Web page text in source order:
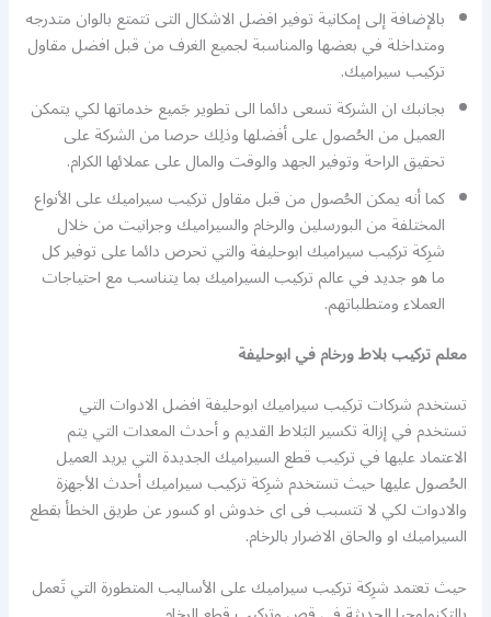
بالإضافة إلى إمكانية توفير افضل الاشكال التى تتمتع بالوان متدرجه
ومتداخلة في بعضها والمناسبة لجميع الغرف من قبل افضل مقاول
تركيب سيراميك.
بجانبك ان الشركة تسعى دائما الى تطوير جَميع خدماتها لكي يتمكن
العميل من الحُصول على أفضلها وذلِك حرصا من الشركة على
تحقيق الراحة وتوفير الجهد والوقت والمال على عملائها الكرام.
كما أنه يمكن الحُصول من قبل مقاول تركيب سيراميك على الأنواع
المختلفة من البورسلين والرخام والسيراميك وجرانيت من خلال
شرِكة تركيب سيراميك ابوحليفة والتي تحرص دائما على توفير كل
ما هو جديد في عالم تركيب السيراميك بما يتناسب مع احتياجات
العملاء ومتطلباتهم.
معلم تركيب بلاط ورخام في ابوحليفة
تستخدم شركات تركيب سيراميك ابوحليفة افضل الادوات التي
تستخدم في إزالة تكسير البَلاط القديم و أحدث المعدات التي يتم
الاعتماد عليها في تركيب قطع السيراميك الجديدة التي يريد العميل
الحُصول عليها حيث تستخدم شرِكة تركيب سيراميك أحدث الأجهزة
والادوات لكي لا تتسبب فى اى خدوش او كسور عن طريق الخطأ بقطع
السيراميك او والحاق الاضرار بالرخام.
حيث تعتمد شرِكة تركيب سيراميك على الأساليب المتطورة التي تَعمل